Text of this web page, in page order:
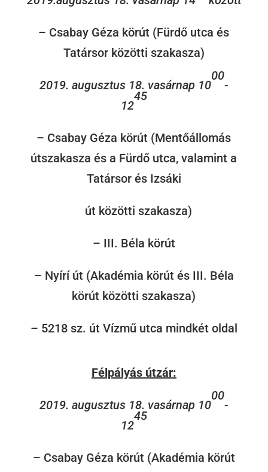
– Csabay Géza körút (Fürdő utca és
Tatársor közötti szakasza)
2019. augusztus 18. vasárnap 10
00
-
12
45
– Csabay Géza körút (Mentőállomás
útszakasza és a Fürdő utca, valamint a
Tatársor és Izsáki
út közötti szakasza)
– III. Béla körút
– Nyírí út (Akadémia körút és III. Béla
körút közötti szakasza)
– 5218 sz. út Vízmű utca mindkét oldal
Félpályás útzár:
2019. augusztus 18. vasárnap 10
00
-
12
45
– Csabay Géza körút (Akadémia körút